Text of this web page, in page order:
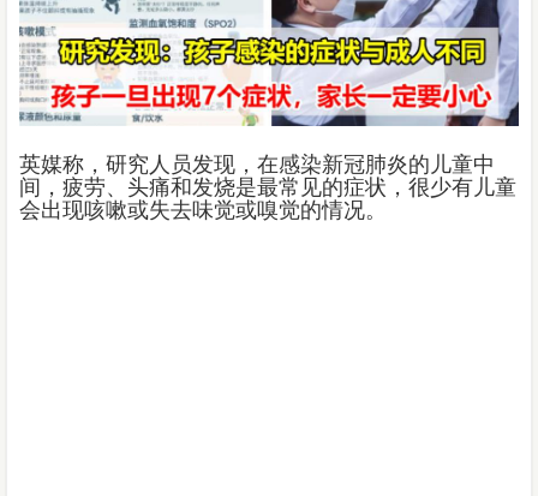
英媒称，研究人员发现，在感染新冠肺炎的儿童中
间，疲劳、头痛和发烧是最常见的症状，很少有儿童
会出现咳嗽或失去味觉或嗅觉的情况。